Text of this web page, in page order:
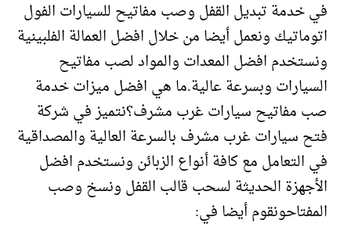
في خدمة تبديل القفل وصب مفاتيح للسيارات الفول
اتوماتيك ونعمل أيضا من خلال افضل العمالة الفلبينية
ونستخدم افضل المعدات والمواد لصب مفاتيح
السيارات وبسرعة عالية.ما هي افضل ميزات خدمة
صب مفاتيح سيارات غرب مشرف؟نتميز في شركة
فتح سيارات غرب مشرف بالسرعة العالية والمصداقية
في التعامل مع كافة أنواع الزبائن ونستخدم افضل
الأجهزة الحديثة لسحب قالب القفل ونسخ وصب
المفتاحونقوم أيضا في: